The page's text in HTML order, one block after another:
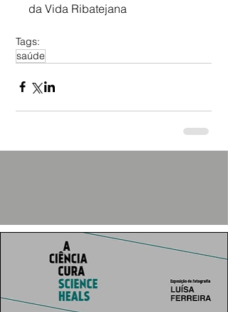
da Vida Ribatejana
Tags:
saúde